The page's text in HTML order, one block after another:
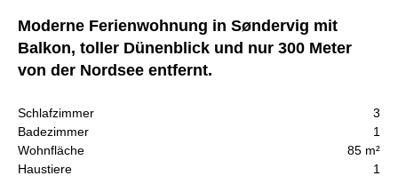
Moderne Ferienwohnung in Søndervig mit
Balkon, toller Dünenblick und nur 300 Meter
von der Nordsee entfernt.
Schlafzimmer
3
Badezimmer
1
Wohnfläche
85 m²
Haustiere
1